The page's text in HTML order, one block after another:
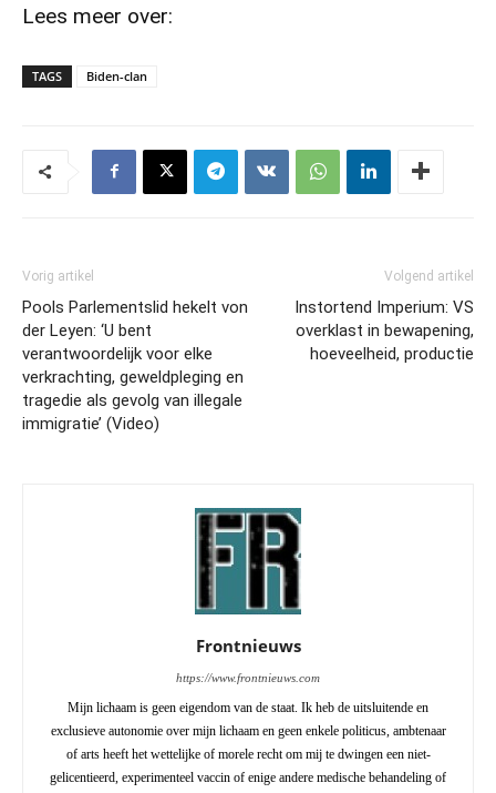
Lees meer over:
TAGS Biden-clan
Vorig artikel
Pools Parlementslid hekelt von
der Leyen: ‘U bent
verantwoordelijk voor elke
verkrachting, geweldpleging en
tragedie als gevolg van illegale
immigratie’ (Video)
Volgend artikel
Instortend Imperium: VS
overklast in bewapening,
hoeveelheid, productie
Frontnieuws
https://www.frontnieuws.com
Mijn lichaam is geen eigendom van de staat. Ik heb de uitsluitende en
exclusieve autonomie over mijn lichaam en geen enkele politicus, ambtenaar
of arts heeft het wettelijke of morele recht om mij te dwingen een niet-
gelicentieerd, experimenteel vaccin of enige andere medische behandeling of